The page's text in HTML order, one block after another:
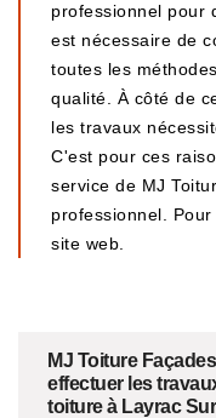
professionnel pour
est nécessaire de
toutes les
qualité. À côté de
les travaux
C'est pour ces
service de MJ
professionnel.
site web.
MJ Toiture
effectuer les
toiture à Layrac